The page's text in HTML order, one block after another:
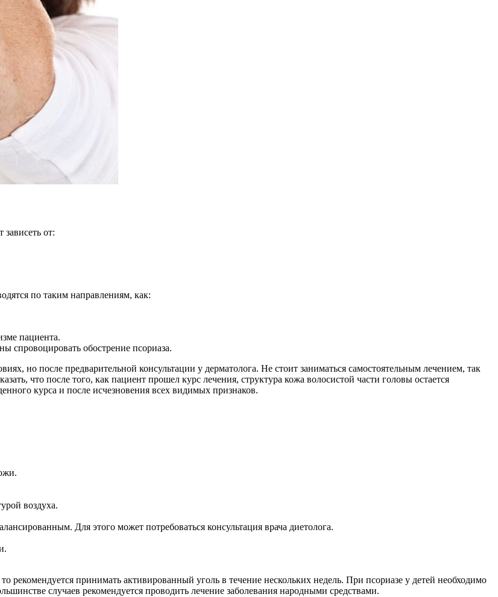
от:
по таким направлениям, как:
пациента.
спровоцировать обострение псориаза.
но после предварительной консультации у дерматолога. Не стоит заниматься самостоятельным лечением, так
что после того, как пациент прошел курс лечения, структура кожа волосистой части головы остается
курса и после исчезновения всех видимых признаков.
воздуха.
Для этого может потребоваться консультация врача диетолога.
рекомендуется принимать активированный уголь в течение нескольких недель. При псориазе у детей необходимо
случаев рекомендуется проводить лечение заболевания народными средствами.